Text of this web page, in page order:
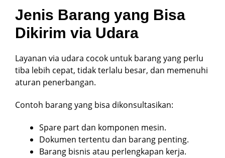
Jenis Barang yang Bisa
Dikirim via Udara
Layanan via udara cocok untuk barang yang perlu
tiba lebih cepat, tidak terlalu besar, dan memenuhi
aturan penerbangan.
Contoh barang yang bisa dikonsultasikan:
Spare part dan komponen mesin.
Dokumen tertentu dan barang penting.
Barang bisnis atau perlengkapan kerja.